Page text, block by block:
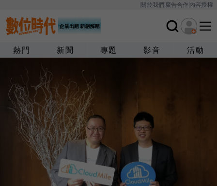
關於我們廣告合作內容授權
熱門 新聞 專題 影音 活動